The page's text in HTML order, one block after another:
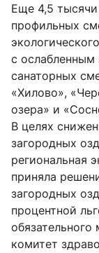
Еще 4,5
профильных
с ослабленным
санаторных
«Хилово»,
озера» и
В целях
загородных
региональная
приняла
загородных
процентной
комитет